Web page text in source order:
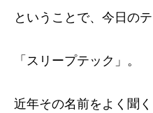
ということで、今日の
「スリープテック」。
近年その名前をよく聞く